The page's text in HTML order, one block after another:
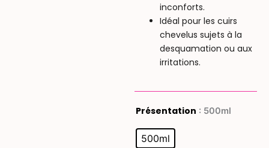
inconforts.
Idéal pour les cuirs
chevelus sujets à la
desquamation ou aux
irritations.
Présentation : 500ml
500ml
quantité
Shampoing
Racines